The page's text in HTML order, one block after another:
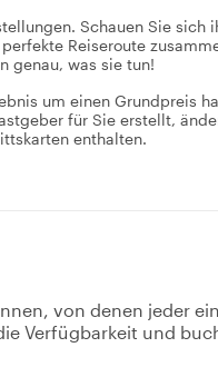
Schauen Sie
Reiseroute
genau, was sie tun!
um einen Grundpreis
für Sie erstellt,
enthalten.
von denen jeder
Verfügbarkeit und